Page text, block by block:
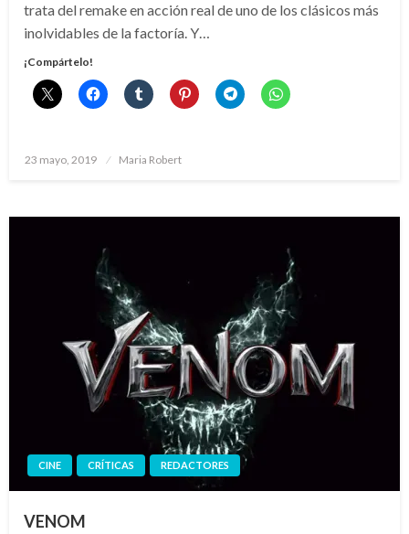
trata del remake en acción real de uno de los clásicos más
inolvidables de la factoría. Y…
¡Compártelo!
Publicado
23 mayo, 2019 Maria Robert
CINE CRÍTICAS REDACTORES
VENOM